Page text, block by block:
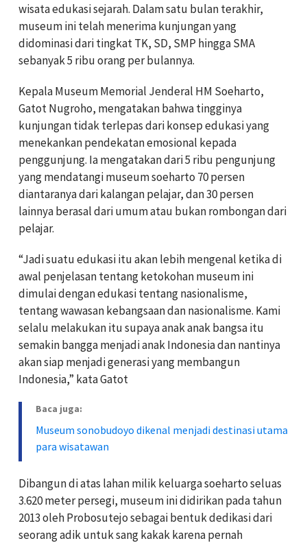
wisata edukasi sejarah. Dalam satu bulan terakhir,
museum ini telah menerima kunjungan yang
didominasi dari tingkat TK, SD, SMP hingga SMA
sebanyak 5 ribu orang per bulannya.
Kepala Museum Memorial Jenderal HM Soeharto,
Gatot Nugroho, mengatakan bahwa tingginya
kunjungan tidak terlepas dari konsep edukasi yang
menekankan pendekatan emosional kepada
penggunjung. Ia mengatakan dari 5 ribu pengunjung
yang mendatangi museum soeharto 70 persen
diantaranya dari kalangan pelajar, dan 30 persen
lainnya berasal dari umum atau bukan rombongan dari
pelajar.
“Jadi suatu edukasi itu akan lebih mengenal ketika di
awal penjelasan tentang ketokohan museum ini
dimulai dengan edukasi tentang nasionalisme,
tentang wawasan kebangsaan dan nasionalisme. Kami
selalu melakukan itu supaya anak anak bangsa itu
semakin bangga menjadi anak Indonesia dan nantinya
akan siap menjadi generasi yang membangun
Indonesia,” kata Gatot
Baca juga:
Museum sonobudoyo dikenal menjadi destinasi utama
para wisatawan
Dibangun di atas lahan milik keluarga soeharto seluas
3.620 meter persegi, museum ini didirikan pada tahun
2013 oleh Probosutejo sebagai bentuk dedikasi dari
seorang adik untuk sang kakak karena pernah